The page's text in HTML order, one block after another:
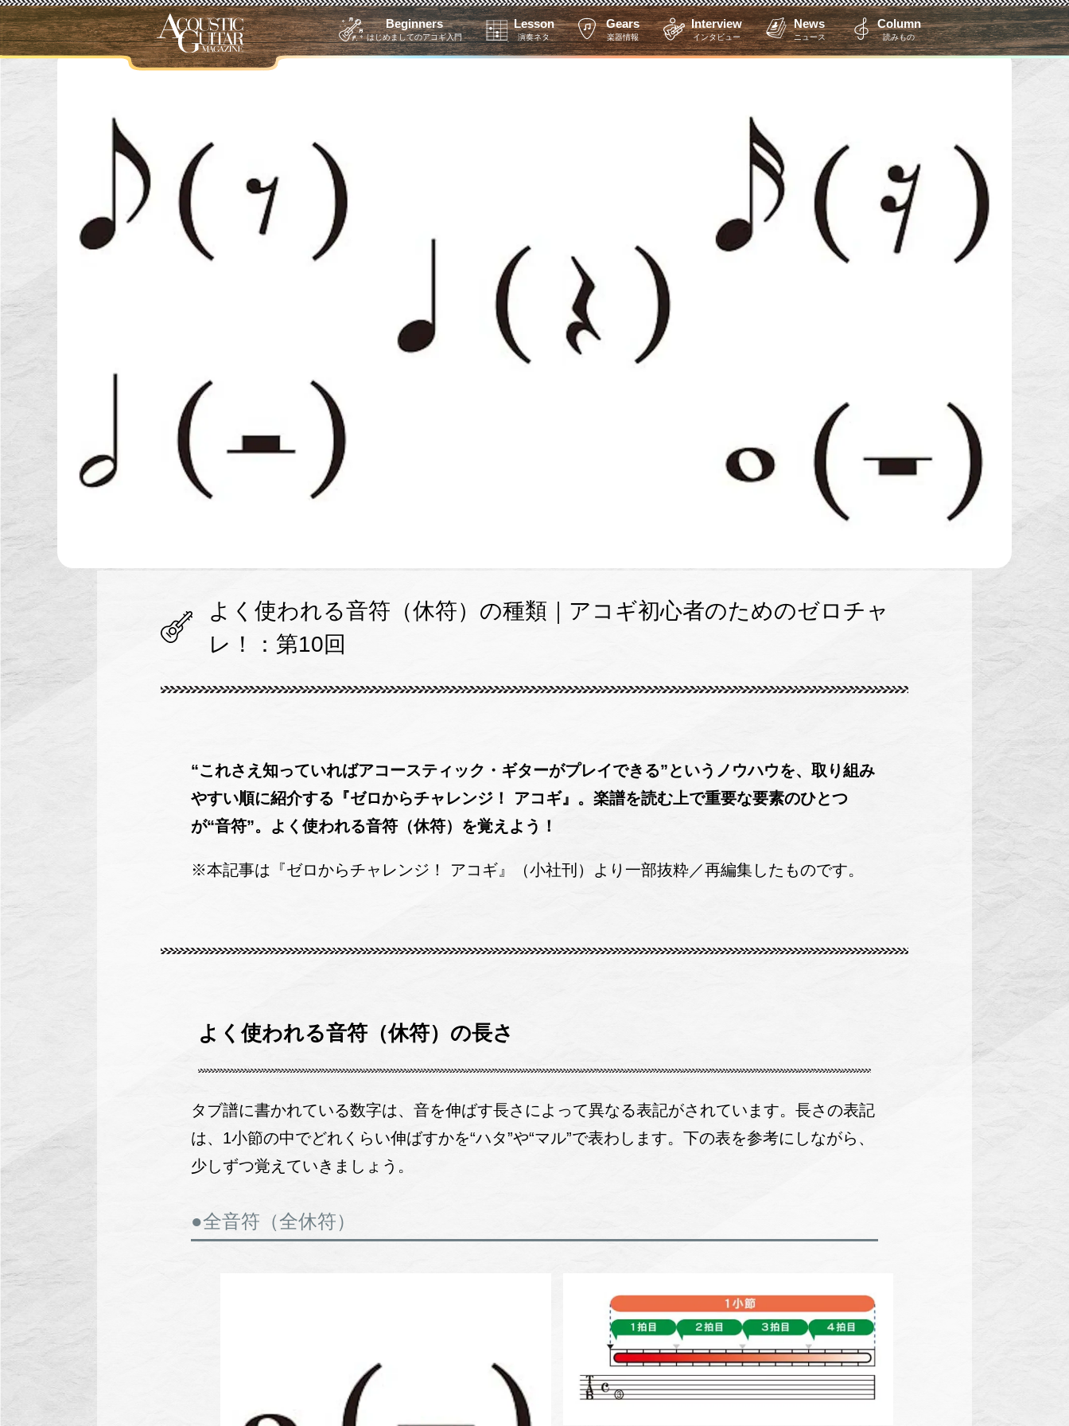
Beginners
はじめましてのアコギ入門
Lesson
演奏ネタ
Gears
楽器情報
Interview
インタビュー
News
ニュース
Column
読みもの
よく使われる音符（休符）の種類｜アコギ初心者のためのゼロチャ
レ！：第10回
“これさえ知っていればアコースティック・ギターがプレイできる”というノウハウを、取り組み
やすい順に紹介する『ゼロからチャレンジ！ アコギ』。楽譜を読む上で重要な要素のひとつ
が“音符”。よく使われる音符（休符）を覚えよう！
※本記事は『ゼロからチャレンジ！ アコギ』（小社刊）より一部抜粋／再編集したものです。
よく使われる音符（休符）の長さ
タブ譜に書かれている数字は、音を伸ばす長さによって異なる表記がされています。長さの表記
は、1小節の中でどれくらい伸ばすかを“ハタ”や“マル”で表わします。下の表を参考にしながら、
少しずつ覚えていきましょう。
●全音符（全休符）